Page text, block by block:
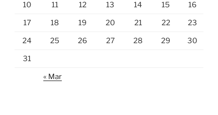
10 11 12 13 14 15 16
17 18 19 20 21 22 23
24 25 26 27 28 29 30
31
« Mar